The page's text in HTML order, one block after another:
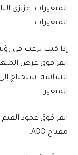
المتغيرات. عزيزي
المتغيرات.
إذا كنت ترغب في
انقر فوق عرض
الشاشة. ستحتاج
المتغير.
انقر فوق عمود
مفتاح ADD.